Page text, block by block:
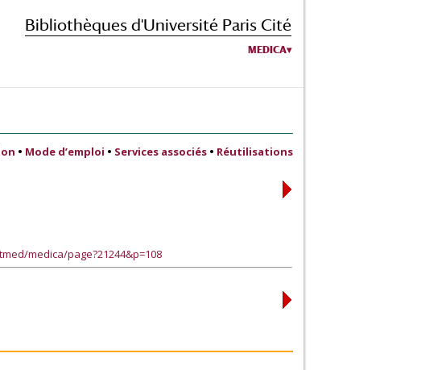
Bibliothèques d'Université Paris Cité
MEDICA
• Mode d’emploi • Services associés • Réutilisations
medica/page?21244&p=108